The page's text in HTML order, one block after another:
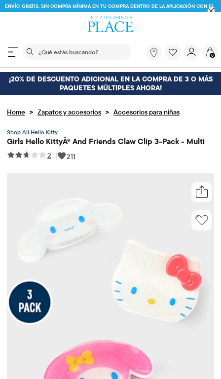
ENVÍO GRATIS. SIN COMPRA MÍNIMA EN TU COMPRA DENTRO DE LA APLICACIÓN CON EL
FREESHIPDESCARGAR AHORA
El siguiente campo de búsqueda filtra las
buscando?
0
¡20% DE DESCUENTO ADICIONAL EN LA COMPRA DE 3 O MÁS
PAQUETES MÚLTIPLES AHORA!
Home > Zapatos y accesorios > Accesorios para niñas
Hello Kitty
Girls Hello KittyÂ® And Friends Claw Clip 3-Pack - Multi
2 | 211